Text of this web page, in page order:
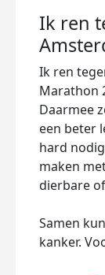
Ik ren
Ik ren
Marathon
Daarmee
een beter
hard
maken
dierbare
Samen
kanker.